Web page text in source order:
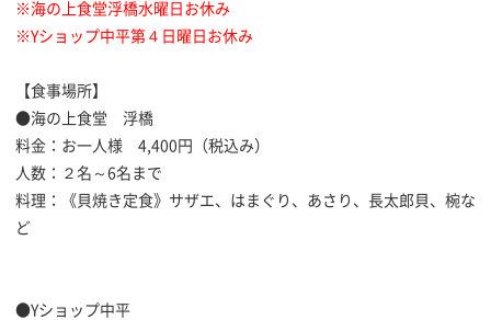
※海の上食堂浮橋水曜日お休み
※Yショップ中平第４日曜日お休み
【食事場所】
●海の上食堂 浮橋
料金：お一人様 4,400円（税込み）
人数：２名～6名まで
料理：《貝焼き定食》サザエ、はまぐり、あさり、長太郎貝、椀な
ど
●Yショップ中平